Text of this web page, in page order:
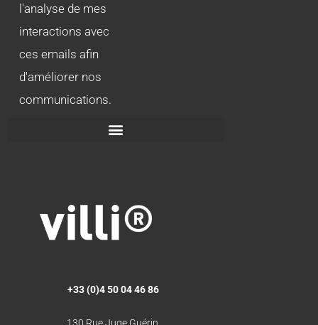
l'analyse de mes
interactions avec
ces emails afin
d'améliorer nos
communications.
+33 (0)4 50 04 46 86